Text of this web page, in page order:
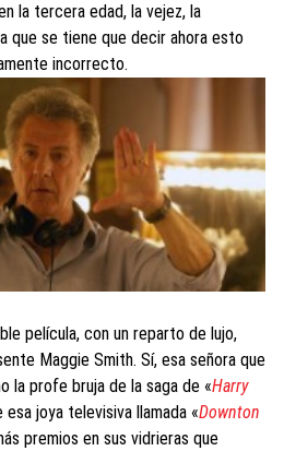
la tercera edad, la vejez, la
que se tiene que decir ahora esto
incorrecto.
película, con un reparto de lujo,
Maggie Smith. Sí, esa señora que
la profe bruja de la saga de «Harry
joya televisiva llamada «Downton
premios en sus vidrieras que